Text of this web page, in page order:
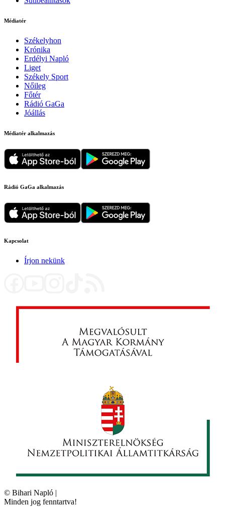
Médiatér
Székelyhon
Krónika
Erdélyi Napló
Liget
Székely Sport
Nőileg
Főtér
Rádió GaGa
Jóállás
Médiatér alkalmazás
Rádió GaGa alkalmazás
Kapcsolat
Írjon nekünk
© Bihari Napló |
Minden jog fenntartva!